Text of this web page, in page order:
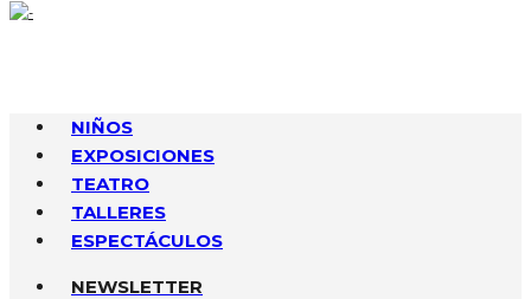
NIÑOS
EXPOSICIONES
TEATRO
TALLERES
ESPECTÁCULOS
NEWSLETTER